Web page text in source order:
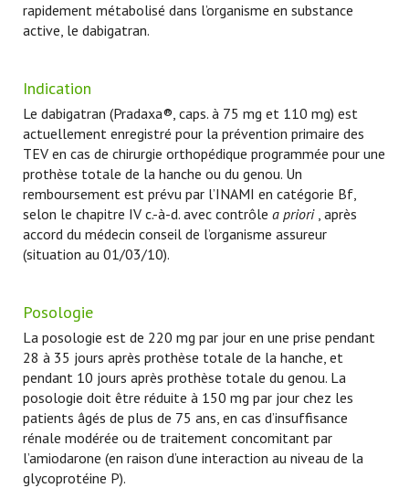
rapidement métabolisé dans l’organisme en substance
active, le dabigatran.
Indication
Le dabigatran (Pradaxa®, caps. à 75 mg et 110 mg) est
actuellement enregistré pour la prévention primaire des
TEV en cas de chirurgie orthopédique programmée pour une
prothèse totale de la hanche ou du genou. Un
remboursement est prévu par l’INAMI en catégorie Bf,
selon le chapitre IV c.-à-d. avec contrôle a priori, après
accord du médecin conseil de l’organisme assureur
(situation au 01/03/10).
Posologie
La posologie est de 220 mg par jour en une prise pendant
28 à 35 jours après prothèse totale de la hanche, et
pendant 10 jours après prothèse totale du genou. La
posologie doit être réduite à 150 mg par jour chez les
patients âgés de plus de 75 ans, en cas d’insuffisance
rénale modérée ou de traitement concomitant par
l’amiodarone (en raison d’une interaction au niveau de la
glycoprotéine P).